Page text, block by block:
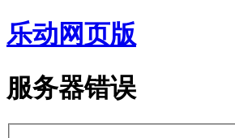
乐动网页版
服务器错误